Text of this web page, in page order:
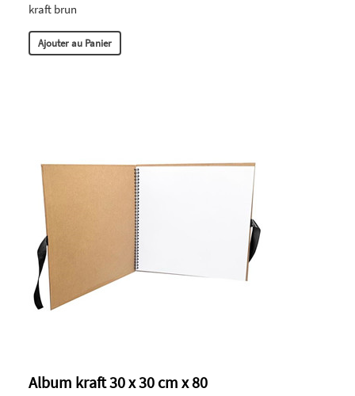
kraft brun
Ajouter au Panier
Album kraft 30 x 30 cm x 80